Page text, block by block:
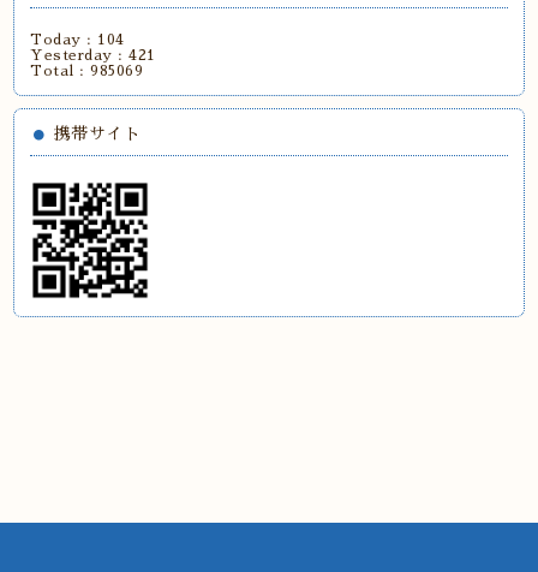
Today : 104
Yesterday :421
Total :985069
携帯サイト